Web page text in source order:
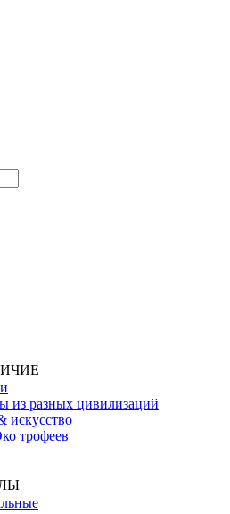
из разных цивилизаций
искусство
трофеев